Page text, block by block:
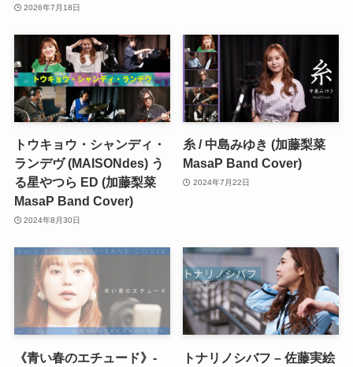
2026年7月18日
トウキョウ・シャンディ・
ランデヴ (MAISONdes) う
る星やつら ED (加藤梨菜
MasaP Band Cover)
2024年8月30日
糸 / 中島みゆき (加藤梨菜
MasaP Band Cover)
2024年7月22日
《青い春のエチュード》-
トナリノシバフ – 佐藤実絵